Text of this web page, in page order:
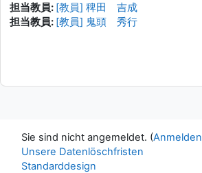
担当教員: [教員] 稗田 吉成
担当教員: [教員] 鬼頭 秀行
Sie sind nicht angemeldet. (Anmelden
Unsere Datenlöschfristen
Standarddesign